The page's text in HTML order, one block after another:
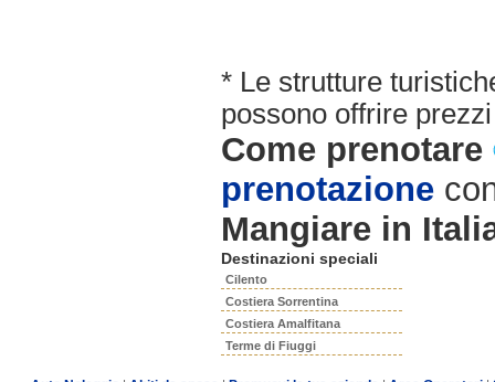
* Le strutture
possono offrire
Come prenotare
prenotazione
Mangiare in
Destinazioni speciali
Cilento
Costiera Sorrentina
Costiera Amalfitana
Terme di Fiuggi